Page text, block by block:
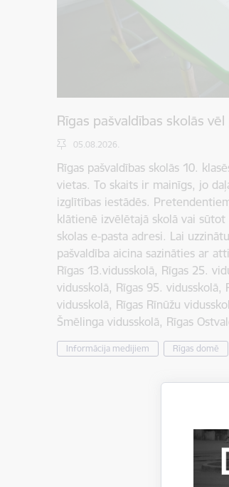
Rīgas pašvaldības skolās
05.08.2026.
Rīgas pašvaldības skolās 10.
vietas. To skaits ir mainīgs, jo
izglītības iestādēs.
klātienē izvēlētajā skolā vai
skolas e-pasta adresi. Lai
pašvaldība aicina sazināties ar
Rīgas 13.vidusskolā, Rīgas 25.
vidusskolā, Rīgas 95. vidusskolā,
vidusskolā, Rīgas Rīnūžu
Šmēlinga vidusskolā, Rīgas
Informācija medijiem Rīgas domē